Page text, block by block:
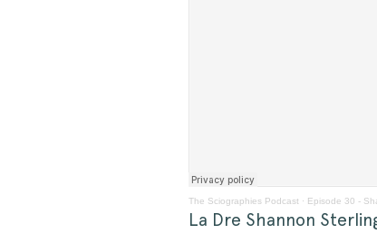
The Sciographies Podcast · Episode 30 -
La Dre Shannon